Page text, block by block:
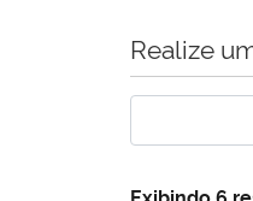
Início do
Realize
Exibindo 6